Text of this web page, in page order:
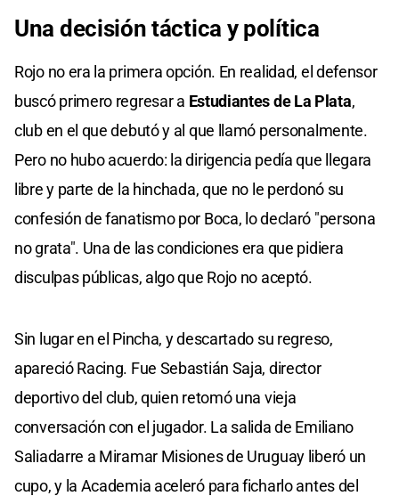
Una decisión táctica y política
Rojo no era la primera opción. En realidad, el defensor
buscó primero regresar a Estudiantes de La Plata,
club en el que debutó y al que llamó personalmente.
Pero no hubo acuerdo: la dirigencia pedía que llegara
libre y parte de la hinchada, que no le perdonó su
confesión de fanatismo por Boca, lo declaró "persona
no grata". Una de las condiciones era que pidiera
disculpas públicas, algo que Rojo no aceptó.
Sin lugar en el Pincha, y descartado su regreso,
apareció Racing. Fue Sebastián Saja, director
deportivo del club, quien retomó una vieja
conversación con el jugador. La salida de Emiliano
Saliadarre a Miramar Misiones de Uruguay liberó un
cupo, y la Academia aceleró para ficharlo antes del